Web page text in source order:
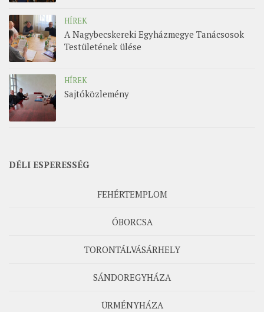
HÍREK
A Nagybecskereki Egyházmegye Tanácsosok
Testületének ülése
HÍREK
Sajtóközlemény
DÉLI ESPERESSÉG
FEHÉRTEMPLOM
ÓBORCSA
TORONTÁLVÁSÁRHELY
SÁNDOREGYHÁZA
ÜRMÉNYHÁZA